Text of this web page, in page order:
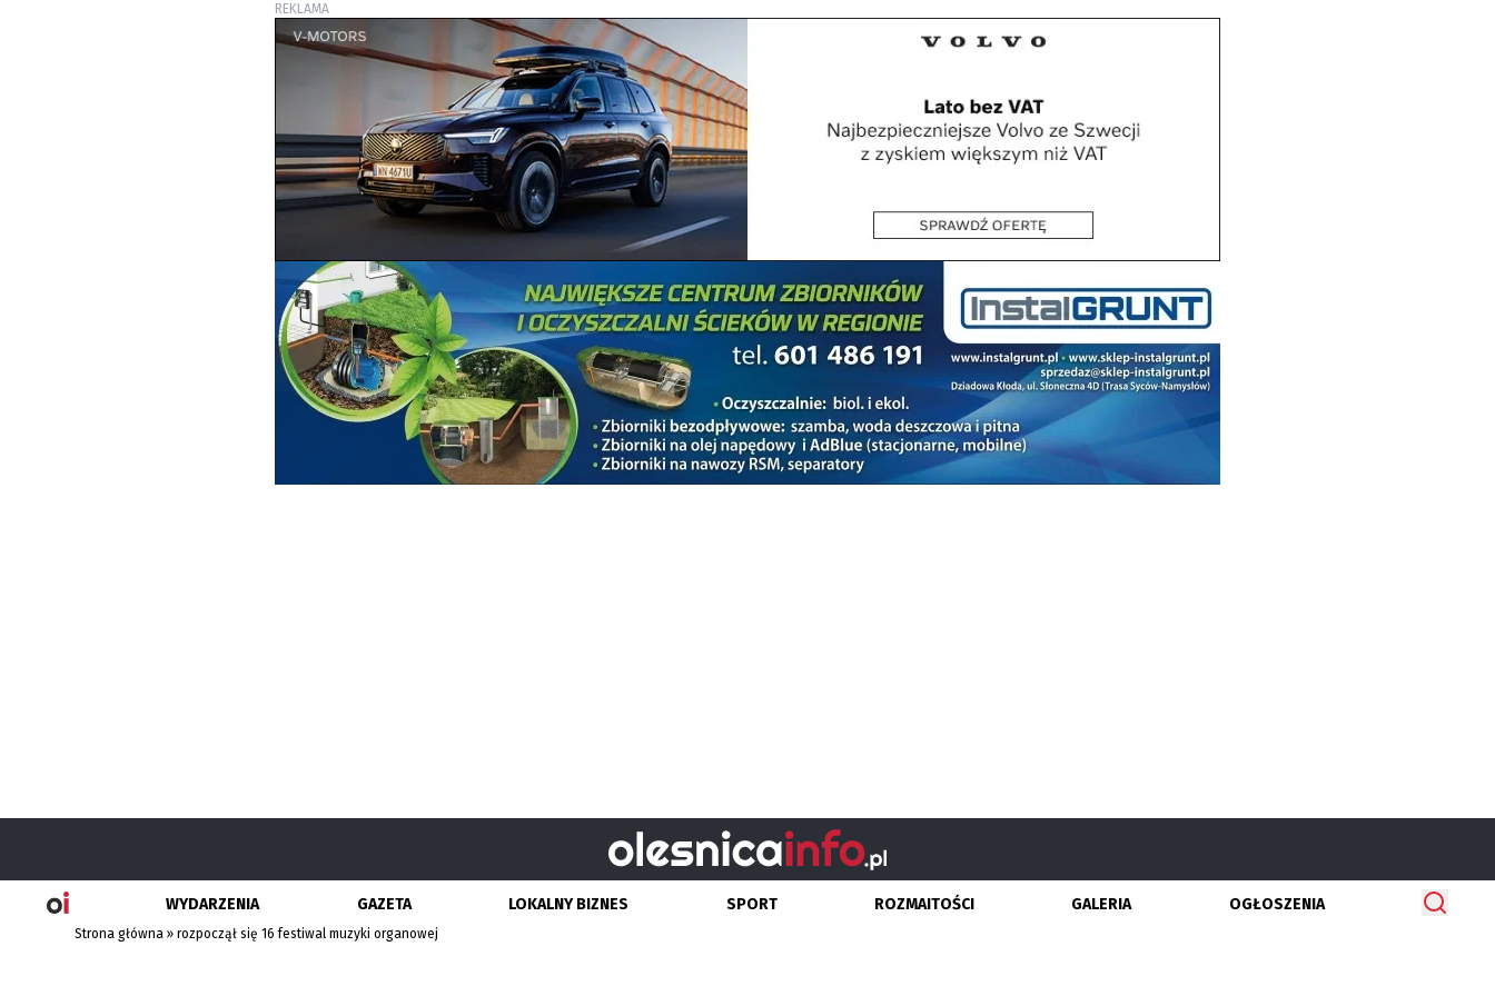
REKLAMA
WYDARZENIA GAZETA LOKALNY BIZNES SPORT ROZMAITOŚCI GALERIA OGŁOSZENIA
Strona główna »rozpoczął się 16 festiwal muzyki organowej